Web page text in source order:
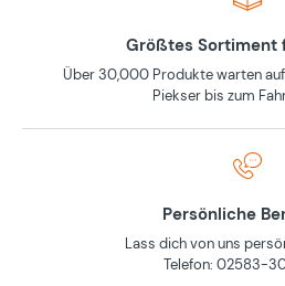
Größtes Sortiment
Über 30,000 Produkte warten
Piekser bis zum
Persönliche
Lass dich von uns
Telefon: 02583-